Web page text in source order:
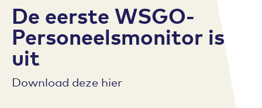
De eerste WSGO-
Personeelsmonitor is
uit
Download deze hier